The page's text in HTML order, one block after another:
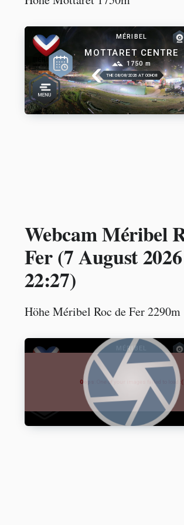
Webcam Méribel
Fer (7 August 2026
22:27)
Höhe Méribel Roc de Fer 2290m